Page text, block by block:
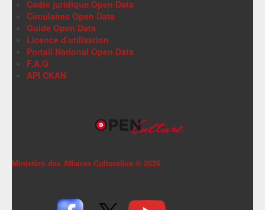
Cadre juridique Open Data
Circulaires Open Data
Guide Open Data
Licence d'utilisation
Portail National Open Data
F.A.Q
API CKAN
Ministère des Affaires Culturelles © 2026